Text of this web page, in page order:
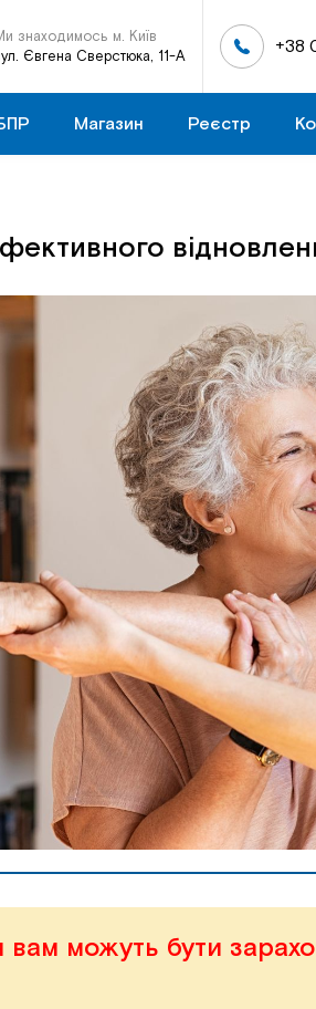
знаходимось м. Київ
Євгена Сверстюка, 11-А
+38
Магазин Реєстр
можуть бути